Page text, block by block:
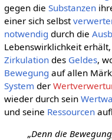
gegen die Substanzen
einer sich selbst
notwendig durch die
Lebenswirklichkeit
Zirkulationdes Geldes,
Bewegung auf allen
System der
wieder durch sein
und seine Ressourcen
„Denn die